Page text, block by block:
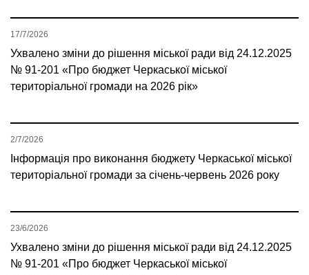
Ухвалено зміни до рішення міської ради від 24.12.2025
№ 91-201 «Про бюджет Черкаської міської
територіальної громади на 2026 рік»
17/7/2026
Інформація про виконання бюджету Черкаської міської
територіальної громади за січень-червень 2026 року
2/7/2026
Ухвалено зміни до рішення міської ради від 24.12.2025
№ 91-201 «Про бюджет Черкаської міської
23/6/2026